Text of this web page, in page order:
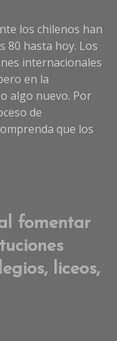
los chilenos han
80 hasta hoy. Los
internacionales
en la
algo nuevo. Por
de
que los
fomentar
liceos,